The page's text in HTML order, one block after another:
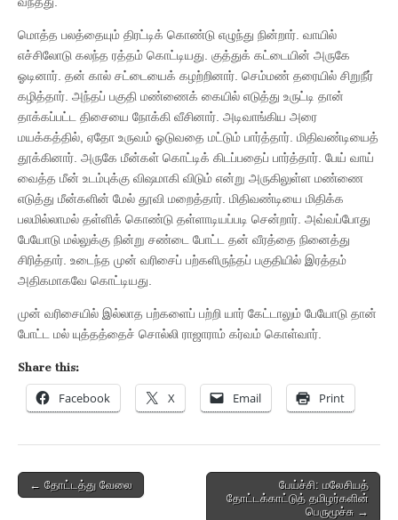
மொத்த பலத்தையும் திரட்டிக் கொண்டு எழுந்து நின்றார். வாயில்
எச்சிலோடு கலந்த ரத்தம் கொட்டியது. குத்துக் கட்டையின் அருகே
ஓடினார். தன் கால் சட்டையைக் கழற்றினார். செம்மண் தரையில் சிறுநீர்
கழித்தார். அந்தப் பகுதி மண்ணைக் கையில் எடுத்து உருட்டி தான்
தாக்கப்பட்ட திசையை நோக்கி வீசினார். அடிவாங்கிய அரை
மயக்கத்தில், ஏதோ உருவம் ஓடுவதை மட்டும் பார்த்தார். மிதிவண்டியைத்
தூக்கினார். அருகே மீன்கள் கொட்டிக் கிடப்பதைப் பார்த்தார். பேய் வாய்
வைத்த மீன் உடம்புக்கு விஷமாகி விடும் என்று அருகிலுள்ள மண்ணை
எடுத்து மீன்களின் மேல் தூவி மறைத்தார். மிதிவண்டியை மிதிக்க
பலமில்லாமல் தள்ளிக் கொண்டு தள்ளாடியப்படி சென்றார். அவ்வப்போது
பேயோடு மல்லுக்கு நின்று சண்டை போட்ட தன் வீரத்தை நினைத்து
சிரித்தார். உடைந்த முன் வரிசைப் பற்களிருந்தப் பகுதியில் இரத்தம்
அதிகமாகவே கொட்டியது.
முன் வரிசையில் இல்லாத பற்களைப் பற்றி யார் கேட்டாலும் பேயோடு தான்
போட்ட மல் யுத்தத்தைச் சொல்லி ராஜாராம் கர்வம் கொள்வார்.
Share this:
Facebook X Email Print
Post
← தோட்டத்து வேலை
பேய்ச்சி: மலேசியத்
தோட்டக்காட்டுத் தமிழர்களின்
பெருமூச்சு →